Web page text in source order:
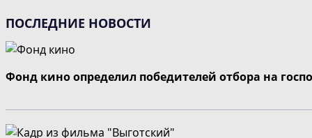
ПОСЛЕДНИЕ НОВОСТИ
Фонд кино определил победителей отбора на